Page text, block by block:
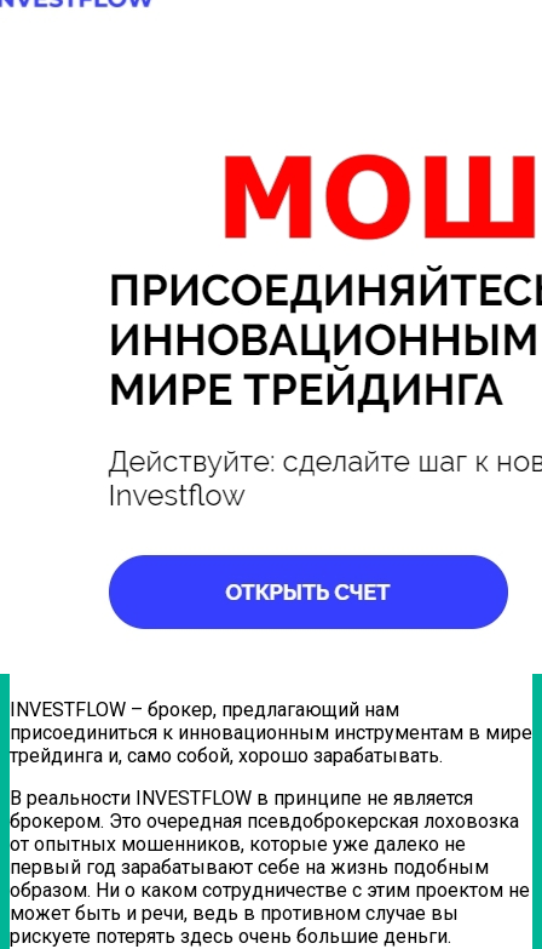
INVESTFLOW – брокер, предлагающий нам
присоединиться к инновационным инструментам в мире
трейдинга и, само собой, хорошо зарабатывать.
В реальности INVESTFLOW в принципе не является
брокером. Это очередная псевдоброкерская лоховозка
от опытных мошенников, которые уже далеко не
первый год зарабатывают себе на жизнь подобным
образом. Ни о каком сотрудничестве с этим проектом не
может быть и речи, ведь в противном случае вы
рискуете потерять здесь очень большие деньги.